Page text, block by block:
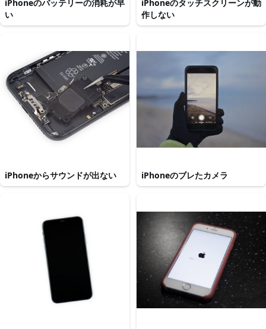
iPhoneのバッテリーの消耗が早
い
iPhoneのタッチスクリーンが動
作しない
iPhoneからサウンドが出ない iPhoneのブレたカメラ